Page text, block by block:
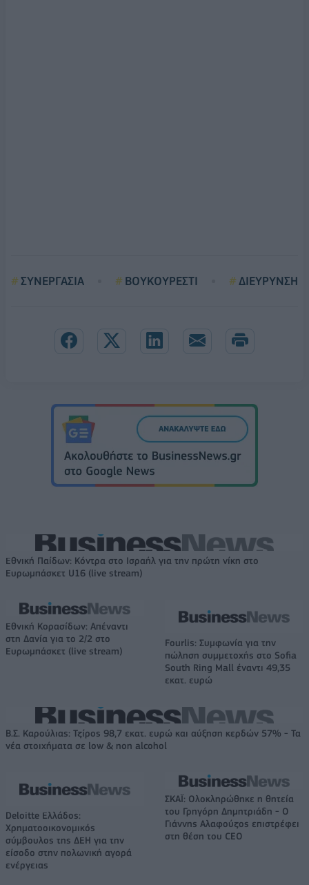
ΣΥΝΕΡΓΑΣΙΑ ΒΟΥΚΟΥΡΕΣΤΙ ΔΙΕΥΡΥΝΣΗ
Εθνική Παίδων: Κόντρα στο Ισραήλ για την πρώτη νίκη στο
Ευρωμπάσκετ U16 (live stream)
Εθνική Κορασίδων: Απέναντι
στη Δανία για το 2/2 στο
Ευρωμπάσκετ (live stream)
Fourlis: Συμφωνία για την
πώληση συμμετοχής στο Sofia
South Ring Mall έναντι 49,35
εκατ. ευρώ
Β.Σ. Καρούλιας: Τζίρος 98,7 εκατ. ευρώ και αύξηση κερδών 57% - Τα
νέα στοιχήματα σε low & non alcohol
Deloitte Ελλάδος:
Χρηματοοικονομικός
σύμβουλος της ΔΕΗ για την
είσοδο στην πολωνική αγορά
ενέργειας
ΣΚΑΪ: Ολοκληρώθηκε η θητεία
του Γρηγόρη Δημητριάδη - Ο
Γιάννης Αλαφούζος επιστρέφει
στη θέση του CEO